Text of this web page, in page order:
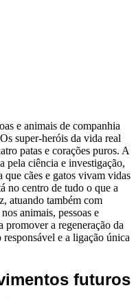
e animais de companhia
super-heróis da vida real
patas e corações puros. A
ciência e investigação,
cães e gatos vivam vidas
no centro de tudo o que a
atuando também com
animais, pessoas e
a regeneração da
e a ligação única
futuros